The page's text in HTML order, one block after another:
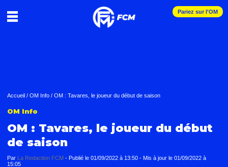
Pariez sur l'OM
Accueil / OM Info / OM : Tavares, le joueur du début de saison
OM Info
OM : Tavares, le joueur du début
de saison
Par La Redaction FCM - Publié le 01/09/2022 à 13:50 - Mis à jour le 01/09/2022 à
15:05